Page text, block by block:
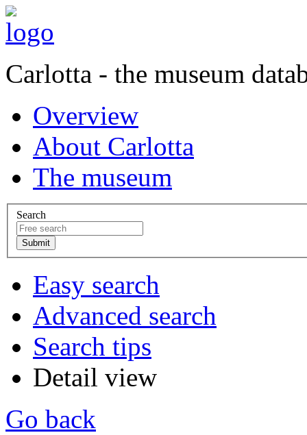
Carlotta - the museum
Overview
About Carlotta
The museum
Search
Easy search
Advanced search
Search tips
Detail view
Go back